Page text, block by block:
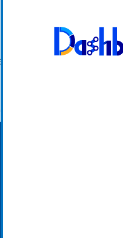
クセス可能です